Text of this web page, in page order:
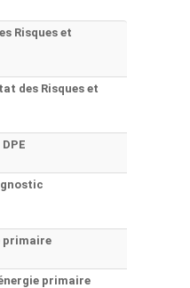
Risques et
des Risques et
primaire
primaire